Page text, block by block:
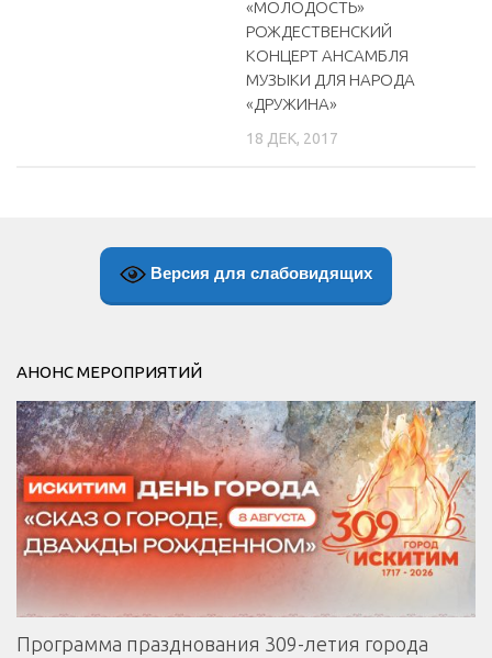
«МОЛОДОСТЬ»
РОЖДЕСТВЕНСКИЙ
КОНЦЕРТ АНСАМБЛЯ
МУЗЫКИ ДЛЯ НАРОДА
«ДРУЖИНА»
18 ДЕК, 2017
Версия для слабовидящих
АНОНС МЕРОПРИЯТИЙ
Программа празднования 309-летия города